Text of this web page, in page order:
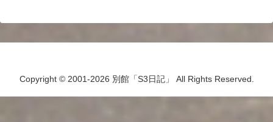
Copyright © 2001-2026 別館「S3日記」 All Rights Reserved.